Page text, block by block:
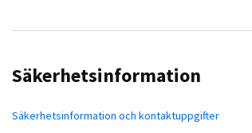
Säkerhetsinformation
Säkerhetsinformation och kontaktuppgifter